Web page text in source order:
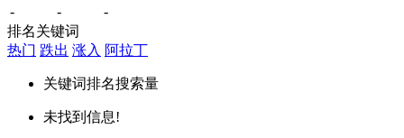
-
-
-
排名关键词
热门 跌出 涨入 阿拉丁
关键词排名搜索量
未找到信息!